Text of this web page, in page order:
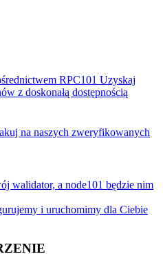
RPC101 Uzyskaj
z doskonałą dostępnością
na naszych zweryfikowanych
walidator, a node101 będzie nim
i uruchomimy dla Ciebie